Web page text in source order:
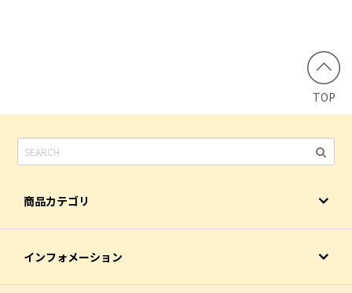
TOP
商品カテゴリ
インフォメーション